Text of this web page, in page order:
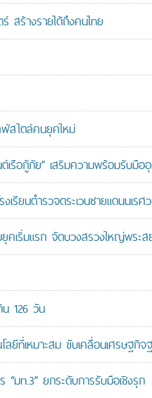
สร้างรายได้ถึงคนไทย
ฟ์สไตล์คนยุคใหม่
รือกู้ภัย” เสริมความพร้อมรับมือ
ยนตำรวจตระเวนชายแดนนเรศ
ริ่มแรก จัดบวงสรวงใหญ่พระ
126 วัน
ยีที่เหมาะสม ขับเคลื่อนเศรษฐกิ
มท.3” ยกระดับการรับมือเชิงรุก